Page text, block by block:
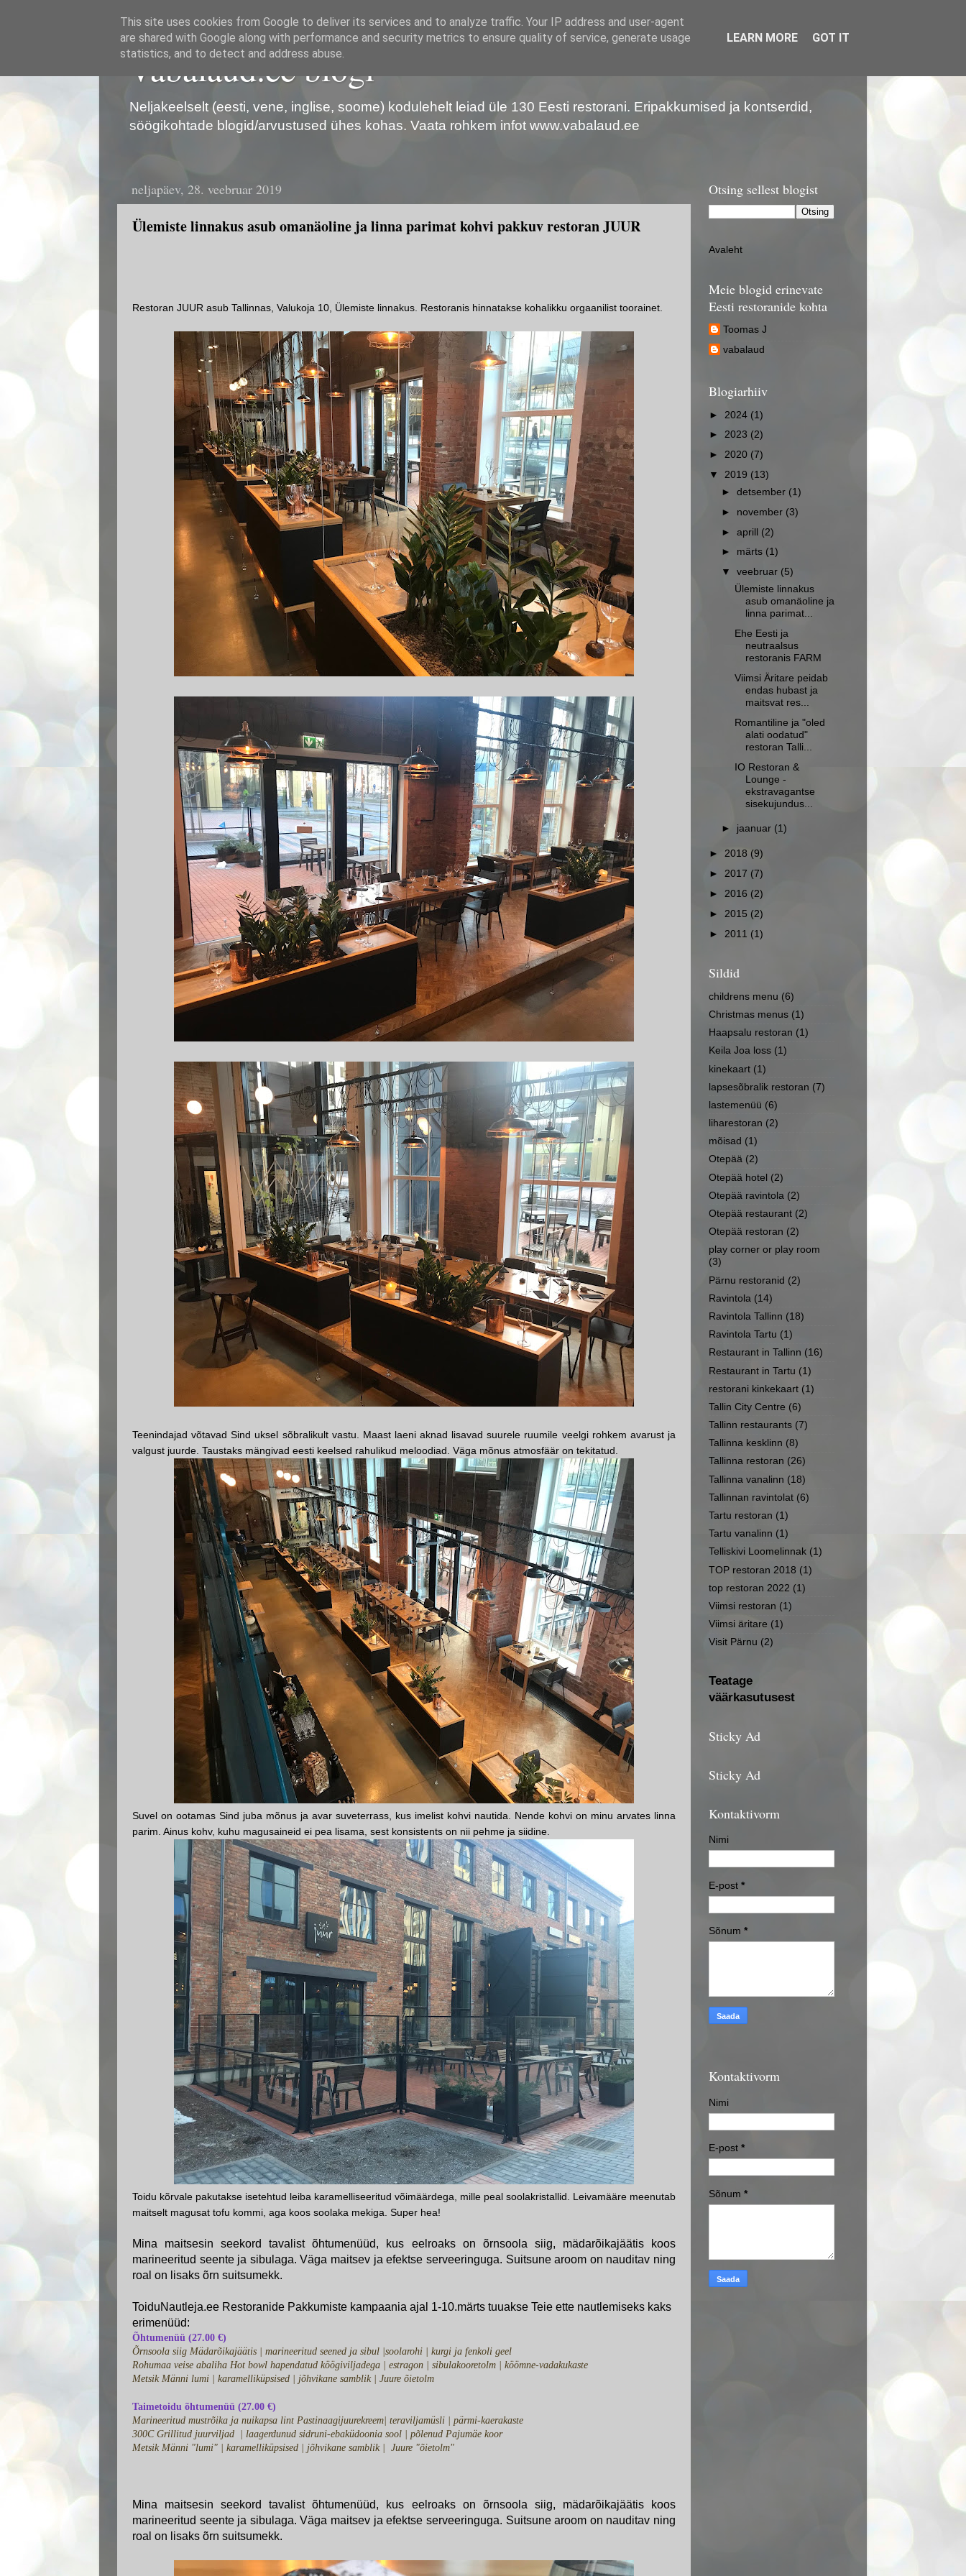
Vabalaud.ee blogi
Neljakeelselt (eesti, vene, inglise, soome) kodulehelt leiad üle 130 Eesti restorani. Eripakkumised ja kontserdid,
söögikohtade blogid/arvustused ühes kohas. Vaata rohkem infot www.vabalaud.ee
neljapäev, 28. veebruar 2019
Ülemiste linnakus asub omanäoline ja linna parimat kohvi pakkuv restoran JUUR
Restoran JUUR asub Tallinnas, Valukoja 10, Ülemiste linnakus. Restoranis hinnatakse kohalikku orgaanilist toorainet.
Teenindajad võtavad Sind uksel sõbralikult vastu. Maast laeni aknad lisavad suurele ruumile veelgi rohkem avarust ja
valgust juurde. Taustaks mängivad eesti keelsed rahulikud meloodiad. Väga mõnus atmosfäär on tekitatud.
Suvel on ootamas Sind juba mõnus ja avar suveterrass, kus imelist kohvi nautida. Nende kohvi on minu arvates linna
parim. Ainus kohv, kuhu magusaineid ei pea lisama, sest konsistents on nii pehme ja siidine.
Toidu kõrvale pakutakse isetehtud leiba karamelliseeritud võimäärdega, mille peal soolakristallid. Leivamääre meenutab
maitselt magusat tofu kommi, aga koos soolaka mekiga. Super hea!
Mina maitsesin seekord tavalist õhtumenüüd, kus eelroaks on õrnsoola siig, mädarõikajäätis koos
marineeritud seente ja sibulaga. Väga maitsev ja efektse serveeringuga. Suitsune aroom on nauditav ning
roal on lisaks õrn suitsumekk.
ToiduNautleja.ee Restoranide Pakkumiste kampaania ajal 1-10.märts tuuakse Teie ette nautlemiseks kaks
erimenüüd:
Õhtumenüü (27.00 €)
Õrnsoola siig Mädarõikajäätis | marineeritud seened ja sibul |soolarohi | kurgi ja fenkoli geel
Rohumaa veise abaliha Hot bowl hapendatud köögiviljadega | estragon | sibulakooretolm | köömne-vadakukaste
Metsik Männi lumi | karamelliküpsised | jõhvikane samblik | Juure õietolm
Taimetoidu õhtumenüü (27.00 €)
Marineeritud mustrõika ja nuikapsa lint Pastinaagijuurekreem| teraviljamüsli | pärmi-kaerakaste
300C Grillitud juurviljad | laagerdunud sidruni-ebaküdoonia sool | põlenud Pajumäe koor
Metsik Männi "lumi" | karamelliküpsised | jõhvikane samblik | Juure "õietolm"
Mina maitsesin seekord tavalist õhtumenüüd, kus eelroaks on õrnsoola siig, mädarõikajäätis koos
marineeritud seente ja sibulaga. Väga maitsev ja efektse serveeringuga. Suitsune aroom on nauditav ning
roal on lisaks õrn suitsumekk.
Otsing sellest blogist
Avaleht
Meie blogid erinevate
Eesti restoranide kohta
Toomas J
vabalaud
Blogiarhiiv
► 2024 (1)
► 2023 (2)
► 2020 (7)
▼ 2019 (13)
►detsember (1)
► november (3)
►aprill (2)
► märts (1)
▼veebruar (5)
Ülemiste linnakus
asub omanäoline ja
linna parimat...
Ehe Eesti ja
neutraalsus
restoranis FARM
Viimsi Äritare peidab
endas hubast ja
maitsvat res...
Romantiline ja "oled
alati oodatud"
restoran Talli...
IO Restoran &
Lounge -
ekstravagantse
sisekujundus...
► jaanuar (1)
► 2018 (9)
► 2017 (7)
► 2016 (2)
► 2015 (2)
► 2011 (1)
Sildid
childrens menu (6)
Christmas menus (1)
Haapsalu restoran (1)
Keila Joa loss (1)
kinekaart (1)
lapsesõbralik restoran (7)
lastemenüü (6)
liharestoran (2)
mõisad (1)
Otepää (2)
Otepää hotel (2)
Otepää ravintola (2)
Otepää restaurant (2)
Otepää restoran (2)
play corner or play room
(3)
Pärnu restoranid (2)
Ravintola (14)
Ravintola Tallinn (18)
Ravintola Tartu (1)
Restaurant in Tallinn (16)
Restaurant in Tartu (1)
restorani kinkekaart (1)
Tallin City Centre (6)
Tallinn restaurants (7)
Tallinna kesklinn (8)
Tallinna restoran (26)
Tallinna vanalinn (18)
Tallinnan ravintolat (6)
Tartu restoran (1)
Tartu vanalinn (1)
Telliskivi Loomelinnak (1)
TOP restoran 2018 (1)
top restoran 2022 (1)
Viimsi restoran (1)
Viimsi äritare (1)
Visit Pärnu (2)
Teatage
väärkasutusest
Sticky Ad
Sticky Ad
Kontaktivorm
Nimi
E-post *
Sõnum *
Kontaktivorm
Nimi
E-post *
Sõnum *
This site uses cookies from Google to deliver its services and to analyze traffic. Your IP address and user-agent
are shared with Google along with performance and security metrics to ensure quality of service, generate usage
statistics, and to detect and address abuse.
LEARN MORE GOT IT